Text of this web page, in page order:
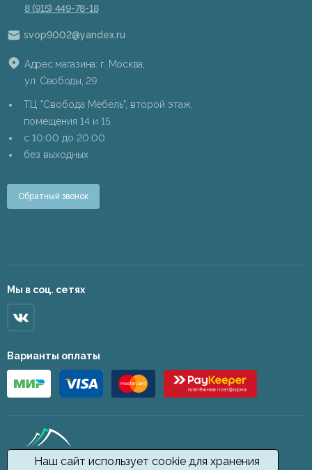
Наш сайт использует cookie для хранения
8 (915) 449-78-18
svop9002@yandex.ru
Адрес магазина: г. Москва,
ул. Свободы, 29
ТЦ "Свобода Мебель", второй этаж,
помещения 14 и 15
c 10:00 до 20:00
без выходных
Обратный звонок
Мы в соц. сетях
Варианты оплаты